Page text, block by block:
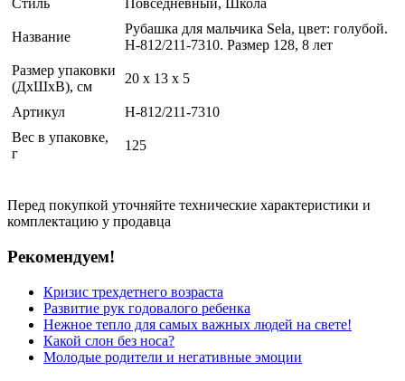
Стиль
Повседневный, Школа
Название
Рубашка для мальчика Sela, цвет: голубой.
H-812/211-7310. Размер 128, 8 лет
Размер упаковки
(ДхШхВ), см
20 x 13 x 5
Артикул
H-812/211-7310
Вес в упаковке,
г
125
Перед покупкой уточняйте технические характеристики и
комплектацию у продавца
Рекомендуем!
Кризис трехдетнего возраста
Развитие рук годовалого ребенка
Нежное тепло для самых важных людей на свете!
Какой слон без носа?
Молодые родители и негативные эмоции